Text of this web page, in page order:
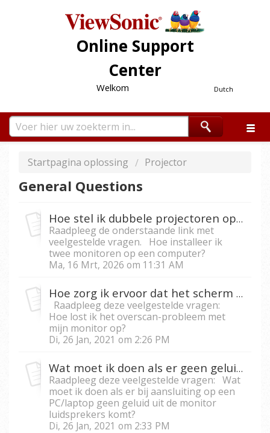
Online Support
Center
Dutch
Welkom
Startpagina oplossing Projector
General Questions
Hoe stel ik dubbele projectoren op een computer in?
Raadpleeg de onderstaande link met
veelgestelde vragen. Hoe installeer ik
twee monitoren op een computer?
Ma, 16 Mrt, 2026 om 11:31 AM
Hoe zorg ik ervoor dat het scherm in het weergavegebied van mijn projector past?
Raadpleeg deze veelgestelde vragen:
Hoe lost ik het overscan-probleem met
mijn monitor op?
Di, 26 Jan, 2021 om 2:26 PM
Wat moet ik doen als er geen geluid uit de luidsprekers komt, wanneer deze op de PC/laptop zijn aangesloten?
Raadpleeg deze veelgestelde vragen: Wat
moet ik doen als er bij aansluiting op een
PC/laptop geen geluid uit de monitor
luidsprekers komt?
Di, 26 Jan, 2021 om 2:33 PM